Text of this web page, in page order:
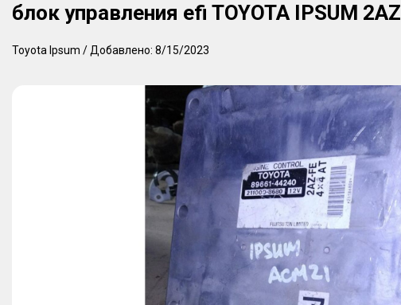
блок управления efi TOYOTA IPSUM 2AZ
Toyota Ipsum / Добавлено: 8/15/2023